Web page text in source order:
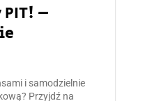
–
i samodzielnie
Przyjdź na